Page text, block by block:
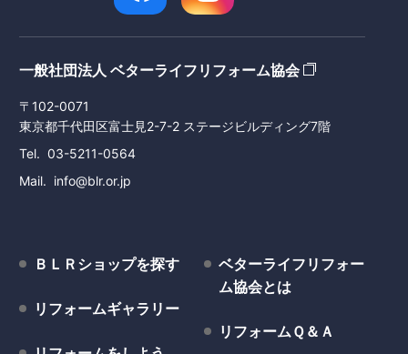
一般社団法人 ベターライフリフォーム協会
〒102-0071
東京都千代田区富士見2-7-2 ステージビルディング7階
Tel
03-5211-0564
Mail
info@blr.or.jp
ＢＬＲショップを探す
リフォームギャラリー
ベターライフリフォー
ム協会とは
リフォームＱ＆Ａ